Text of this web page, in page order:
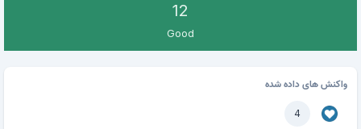
12
Good
واکنش های داده شده
4